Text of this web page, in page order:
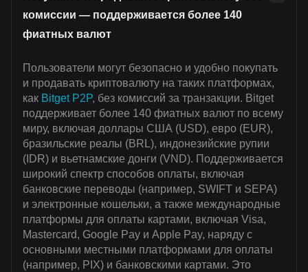
комиссии — поддерживается более 140
фиатных валют
Пользователи могут безопасно и удобно покупать
и продавать криптовалюту на таких платформах,
как Bitget P2P, без комиссий за транзакции. Bitget
поддерживает более 140 фиатных валют по всему
миру, включая доллары США (USD), евро (EUR),
бразильские реалы (BRL), индонезийские рупии
(IDR) и вьетнамские донги (VND). Поддерживается
широкий спектр способов оплаты, включая
банковские переводы (например, SWIFT и SEPA)
и электронные кошельки, а также международные
платформы для оплаты картами, включая Visa,
Mastercard, Google Pay и Apple Pay, наряду с
основными местными платформами для оплаты
(например, PIX) и банковскими картами. Это